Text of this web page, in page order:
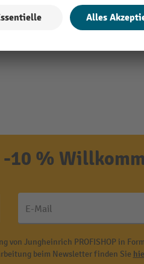
%
E-Mail
Jungheinrich PROFISHOP in
beim Newsletter finden Sie